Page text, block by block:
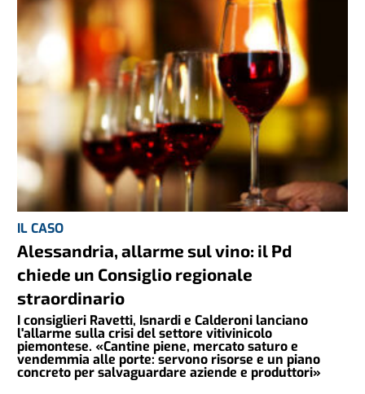
IL CASO
Alessandria, allarme sul vino: il Pd
chiede un Consiglio regionale
straordinario
I consiglieri Ravetti, Isnardi e Calderoni lanciano
l'allarme sulla crisi del settore vitivinicolo
piemontese. «Cantine piene, mercato saturo e
vendemmia alle porte: servono risorse e un piano
concreto per salvaguardare aziende e produttori»